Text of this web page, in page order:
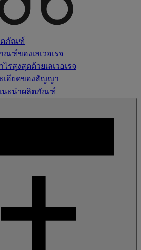
ตภัณฑ์
ณฑ์ของเลเวอเรจ
ไรสูงสุดด้วยเลเวอเรจ
เอียดของสัญญา
นะนำผลิตภัณฑ์